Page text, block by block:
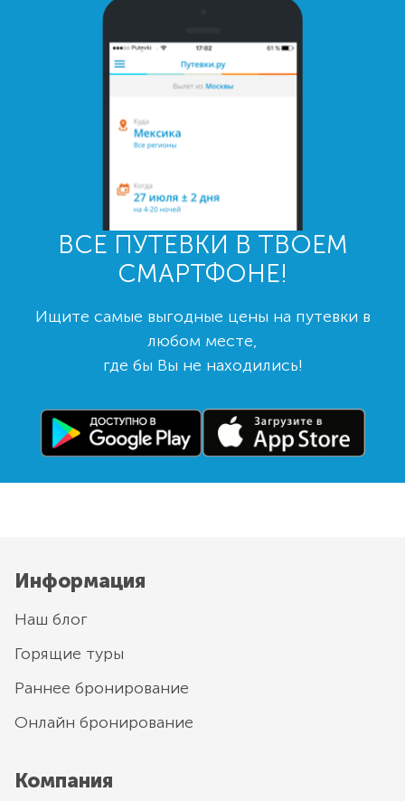
ВСЕ ПУТЕВКИ В ТВОЕМ
СМАРТФОНЕ!
Ищите самые выгодные цены на путевки в
любом месте,
где бы Вы не находились!
Информация
Наш блог
Горящие туры
Раннее бронирование
Онлайн бронирование
Компания